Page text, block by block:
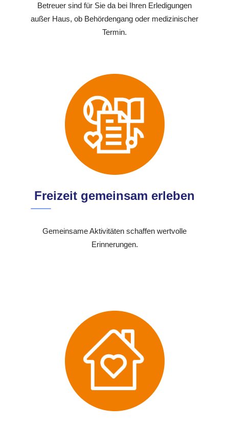
Betreuer sind für Sie da bei Ihren Erledigungen
außer Haus, ob Behördengang oder medizinischer
Termin.
Freizeit gemeinsam erleben
Gemeinsame Aktivitäten schaffen wertvolle
Erinnerungen.